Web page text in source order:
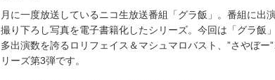
月に一度放送しているニコ生放送番組「グラ飯」。番組に出
撮り下ろし写真を電子書籍化したシリーズ。今回は「グラ飯
多出演数を誇るロリフェイス＆マシュマロバスト、”さやぼー
リーズ第3弾です。